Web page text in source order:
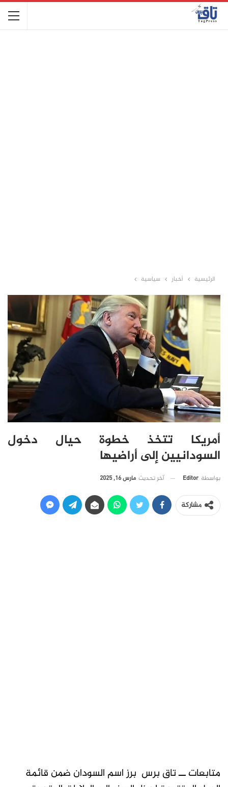
الرئيسية أخبار سياسية
أمريكا تتخذ خطوة حيال دخول
السودانيين إلى أراضيها
بواسطة Editor آخر تحديث مارس 16, 2025
مشاركة
متابعات ــ تاق برس برز اسم السودان ضمن قائمة